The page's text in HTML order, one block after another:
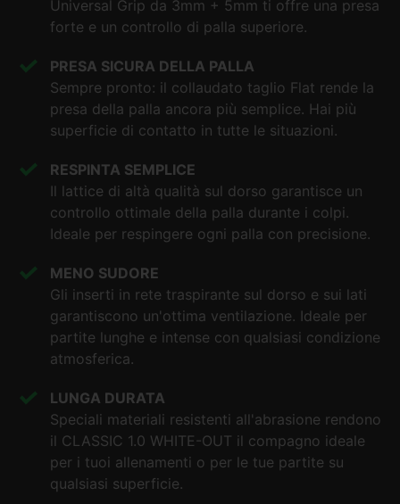
Universal Grip da 3mm + 5mm ti offre una presa
forte e un controllo di palla superiore.
PRESA SICURA DELLA PALLA
Sempre pronto: il collaudato taglio Flat rende la
presa della palla ancora più semplice. Hai più
superficie di contatto in tutte le situazioni.
RESPINTA SEMPLICE
Il lattice di altà qualità sul dorso garantisce un
controllo ottimale della palla durante i colpi.
Ideale per respingere ogni palla con precisione.
MENO SUDORE
Gli inserti in rete traspirante sul dorso e sui lati
garantiscono un'ottima ventilazione. Ideale per
partite lunghe e intense con qualsiasi condizione
atmosferica.
LUNGA DURATA
Speciali materiali resistenti all'abrasione rendono
il CLASSIC 1.0 WHITE-OUT il compagno ideale
per i tuoi allenamenti o per le tue partite su
qualsiasi superficie.